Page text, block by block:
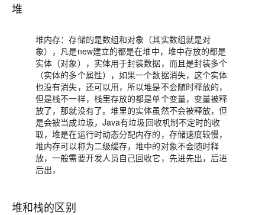
堆
堆内存：存储的是数组和对象（其实数组就是对
象），凡是new建立的都是在堆中，堆中存放的都是
实体（对象），实体用于封装数据，而且是封装多个
（实体的多个属性），如果一个数据消失，这个实体
也没有消失，还可以用，所以堆是不会随时释放的，
但是栈不一样，栈里存放的都是单个变量，变量被释
放了，那就没有了。堆里的实体虽然不会被释放，但
是会被当成垃圾，Java有垃圾回收机制不定时的收
取，堆是在运行时动态分配内存的，存储速度较慢，
堆内存可以称为二级缓存，堆中的对象不会随时释
放，一般需要开发人员自己回收它，先进先出，后进
后出，
堆和栈的区别